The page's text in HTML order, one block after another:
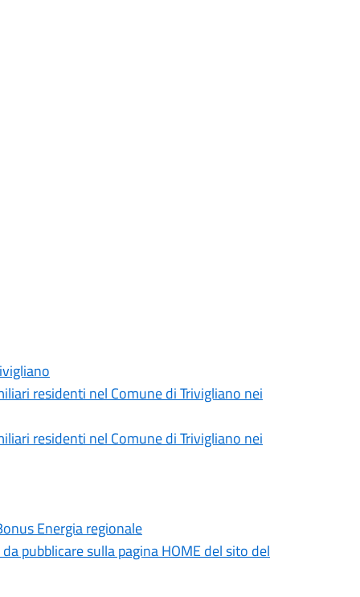
residenti nel Comune di Trivigliano nei
residenti nel Comune di Trivigliano nei
Energia regionale
pubblicare sulla pagina HOME del sito del